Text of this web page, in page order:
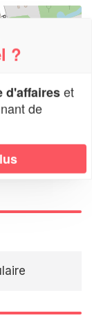
CC-BY-SA
?
d'affaireset
de